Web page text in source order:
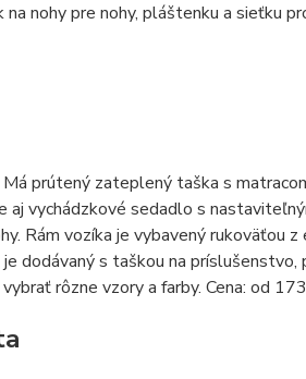
na nohy pre nohy, pláštenku a sieťku
prútený zateplený taška s
aj vychádzkové sedadlo s
Rám vozíka je vybavený rukoväťou
dodávaný s taškou na
rôzne vzory a farby. Cena: od